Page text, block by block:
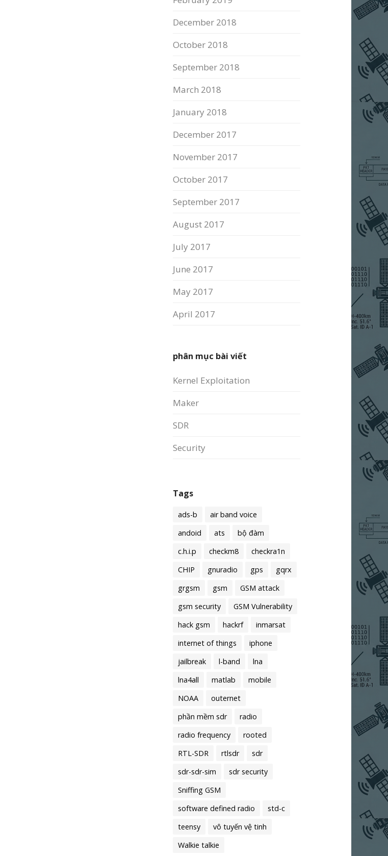
December 2018
October 2018
September 2018
March 2018
January 2018
December 2017
November 2017
October 2017
September 2017
August 2017
July 2017
June 2017
May 2017
April 2017
phân mục bài viết
Kernel Exploitation
Maker
SDR
Security
Tags
ads-b
air band voice
andoid
ats
bộ đàm
c.h.i.p
checkm8
checkra1n
CHIP
gnuradio gps
gqrx
grgsm
gsm
GSM attack
gsm security
GSM Vulnerability
hack gsm
hackrf
inmarsat
internet of things
iphone
jailbreak
l-band
lna
lna4all
matlab
mobile
NOAA
outernet
phần mềm sdr
radio
radio frequency
rooted
RTL-SDR
rtlsdr
sdr
sdr-sdr-sim
sdr security
Sniffing GSM
software defined radio
std-c
teensy
vô tuyến vệ tinh
Walkie talkie